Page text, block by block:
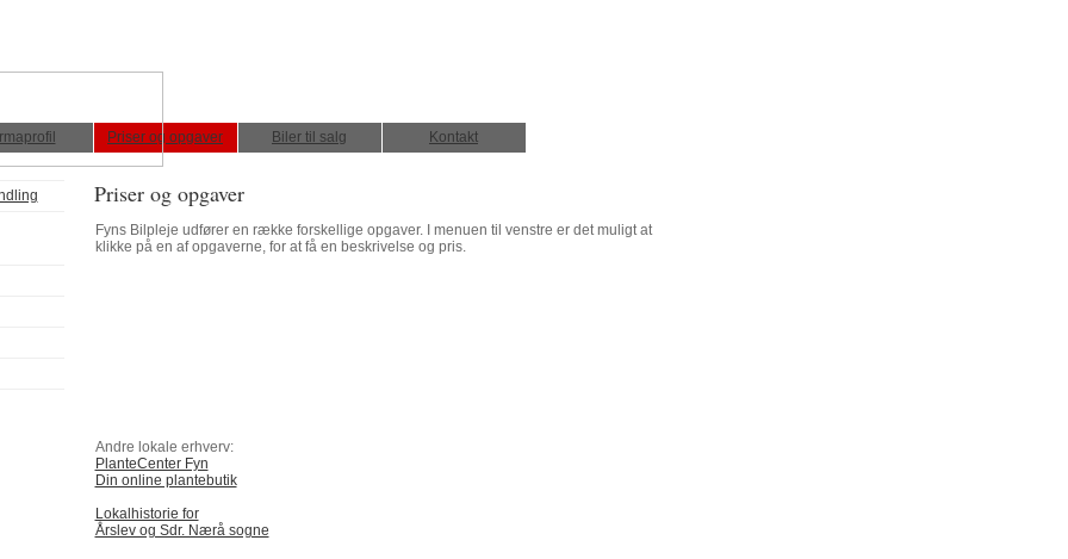
Priser og opgaver Biler til salg Kontakt
Priser og opgaver
Fyns Bilpleje udfører en række forskellige opgaver. I menuen til venstre er det muligt at
klikke på en af opgaverne, for at få en beskrivelse og pris.
Andre lokale erhverv:
PlanteCenter Fyn
Din online plantebutik
Lokalhistorie for
Årslev og Sdr. Nærå sogne